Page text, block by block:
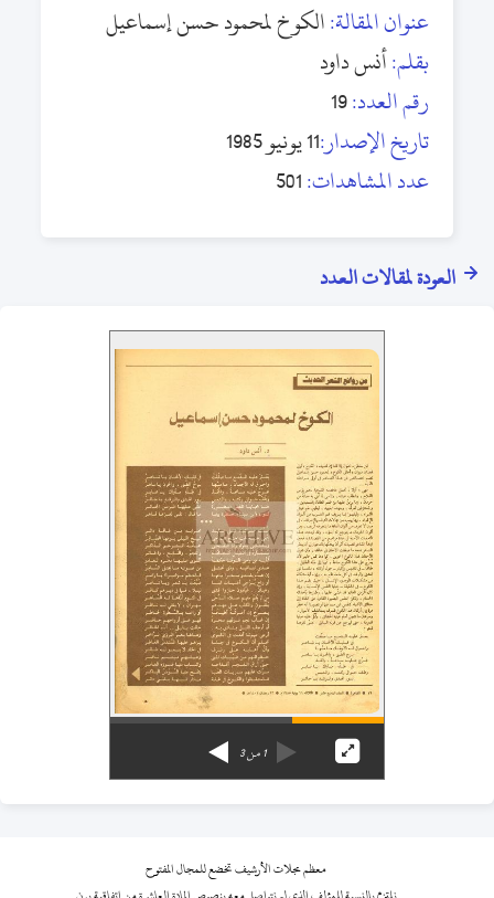
عنوان المقالة:الكوخ لمحمود حسن إسماعيل
بقلم:أنس داود
رقم العدد:19
تاريخ الإصدار:11 يونيو 1985
عدد المشاهدات:501
العودة لمقالات العدد
1من3
معظم مجلات الأرشيف تخضع للمجال المفتوح